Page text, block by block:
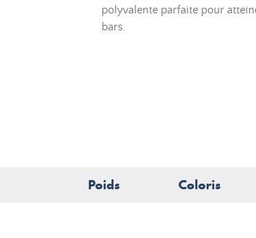
polyvalente parfaite pour
bars.
Poids Coloris